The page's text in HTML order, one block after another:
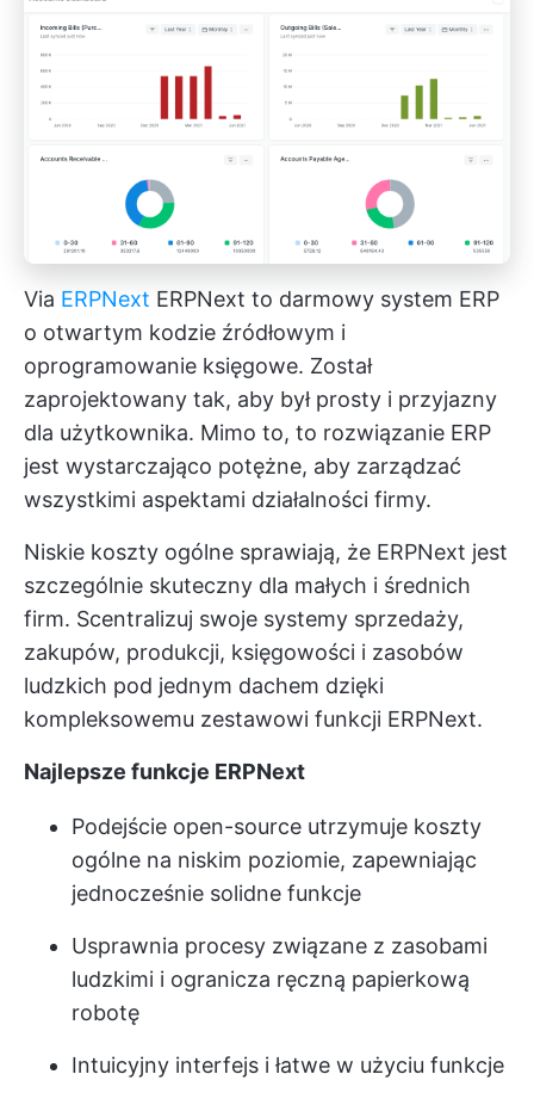
Via ERPNext ERPNext to darmowy system ERP
o otwartym kodzie źródłowym i
oprogramowanie księgowe. Został
zaprojektowany tak, aby był prosty i przyjazny
dla użytkownika. Mimo to, to rozwiązanie ERP
jest wystarczająco potężne, aby zarządzać
wszystkimi aspektami działalności firmy.
Niskie koszty ogólne sprawiają, że ERPNext jest
szczególnie skuteczny dla małych i średnich
firm. Scentralizuj swoje systemy sprzedaży,
zakupów, produkcji, księgowości i zasobów
ludzkich pod jednym dachem dzięki
kompleksowemu zestawowi funkcji ERPNext.
Najlepsze funkcje ERPNext
Podejście open-source utrzymuje koszty
ogólne na niskim poziomie, zapewniając
jednocześnie solidne funkcje
Usprawnia procesy związane z zasobami
ludzkimi i ogranicza ręczną papierkową
robotę
Intuicyjny interfejs i łatwe w użyciu funkcje